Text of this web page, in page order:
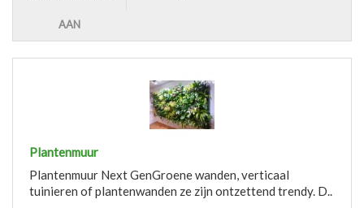
AAN
Plantenmuur
Plantenmuur Next GenGroene wanden, verticaal
tuinieren of plantenwanden ze zijn ontzettend trendy. D..